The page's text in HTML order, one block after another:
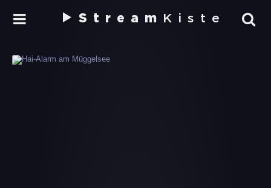
Stream Kiste